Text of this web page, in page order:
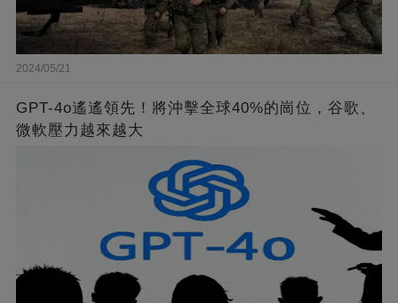
2024/05/21
GPT-4o遙遙領先！將沖擊全球40%的崗位，谷歌、
微軟壓力越來越大